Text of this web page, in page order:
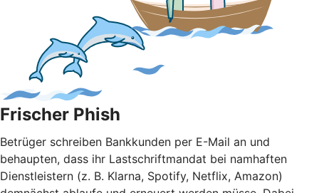
Frischer Phish
Betrüger schreiben Bankkunden per E-Mail an und
behaupten, dass ihr Lastschriftmandat bei namhaften
Dienstleistern (z. B. Klarna, Spotify, Netflix, Amazon)